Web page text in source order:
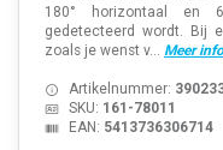
180° horizontaal en
gedetecteerd wordt. Bij
zoals je wenst v... Meer
Artikelnummer:
SKU: 161-78011
EAN: 5413736306714